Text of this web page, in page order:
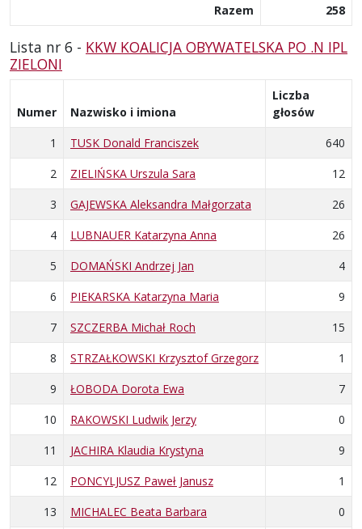
Razem
258
Lista nr 6 - KKW KOALICJA OBYWATELSKA PO .N IPL
ZIELONI
Numer Nazwisko i imiona
Liczba
głosów
1
TUSK Donald Franciszek
640
2
ZIELIŃSKA Urszula Sara
12
3
GAJEWSKA Aleksandra Małgorzata
26
4
LUBNAUER Katarzyna Anna
26
5
DOMAŃSKI Andrzej Jan
4
6
PIEKARSKA Katarzyna Maria
9
7
SZCZERBA Michał Roch
15
8
STRZAŁKOWSKI Krzysztof Grzegorz
1
9
ŁOBODA Dorota Ewa
7
10
RAKOWSKI Ludwik Jerzy
0
11
JACHIRA Klaudia Krystyna
9
12
PONCYLJUSZ Paweł Janusz
1
13
MICHALEC Beata Barbara
0